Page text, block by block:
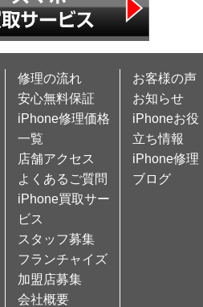
修理の流れ
安心無料保証
iPhone修理価格
一覧
店舗アクセス
よくあるご質問
iPhone買取サー
ビス
スタッフ募集
フランチャイズ
加盟店募集
会社概要
お客様の声
お知らせ
iPhoneお役
立ち情報
iPhone修理
ブログ